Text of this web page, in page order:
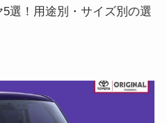
選！用途別・サイズ別の選